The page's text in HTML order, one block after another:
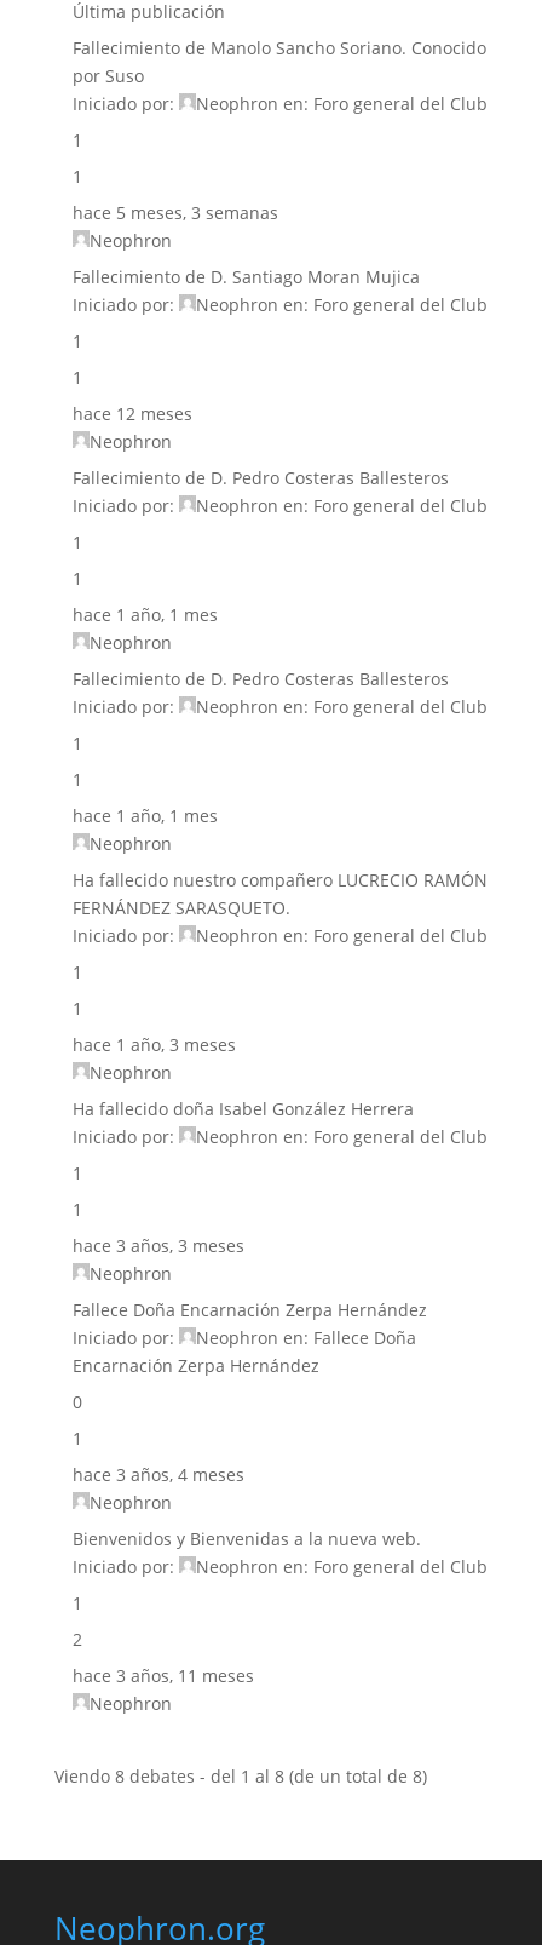
Última publicación
Fallecimiento de Manolo Sancho Soriano. Conocido
por Suso
Iniciado por:
Neophron en: Foro general del Club
1
1
hace 5 meses, 3 semanas
Neophron
Fallecimiento de D. Santiago Moran Mujica
Iniciado por:
Neophron en: Foro general del Club
1
1
hace 12 meses
Neophron
Fallecimiento de D. Pedro Costeras Ballesteros
Iniciado por:
Neophron en: Foro general del Club
1
1
hace 1 año, 1 mes
Neophron
Fallecimiento de D. Pedro Costeras Ballesteros
Iniciado por:
Neophron en: Foro general del Club
1
1
hace 1 año, 1 mes
Neophron
Ha fallecido nuestro compañero LUCRECIO RAMÓN
FERNÁNDEZ SARASQUETO.
Iniciado por:
Neophron en: Foro general del Club
1
1
hace 1 año, 3 meses
Neophron
Ha fallecido doña Isabel González Herrera
Iniciado por:
Neophron en: Foro general del Club
1
1
hace 3 años, 3 meses
Neophron
Fallece Doña Encarnación Zerpa Hernández
Iniciado por:
Neophron en: Fallece Doña
Encarnación Zerpa Hernández
0
1
hace 3 años, 4 meses
Neophron
Bienvenidos y Bienvenidas a la nueva web.
Iniciado por:
Neophron en: Foro general del Club
1
2
hace 3 años, 11 meses
Neophron
Viendo 8 debates - del 1 al 8 (de un total de 8)
Neophron.org